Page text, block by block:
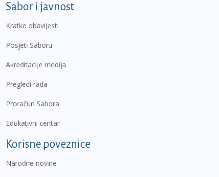
Sabor i javnost
Kratke obavijesti
Posjeti Saboru
Akreditacije medija
Pregledi rada
Proračun Sabora
Edukativni centar
Korisne poveznice
Narodne novine